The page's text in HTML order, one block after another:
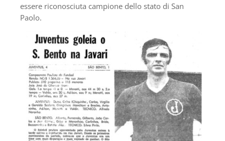
essere riconosciuta campione dello stato di San
Paolo.